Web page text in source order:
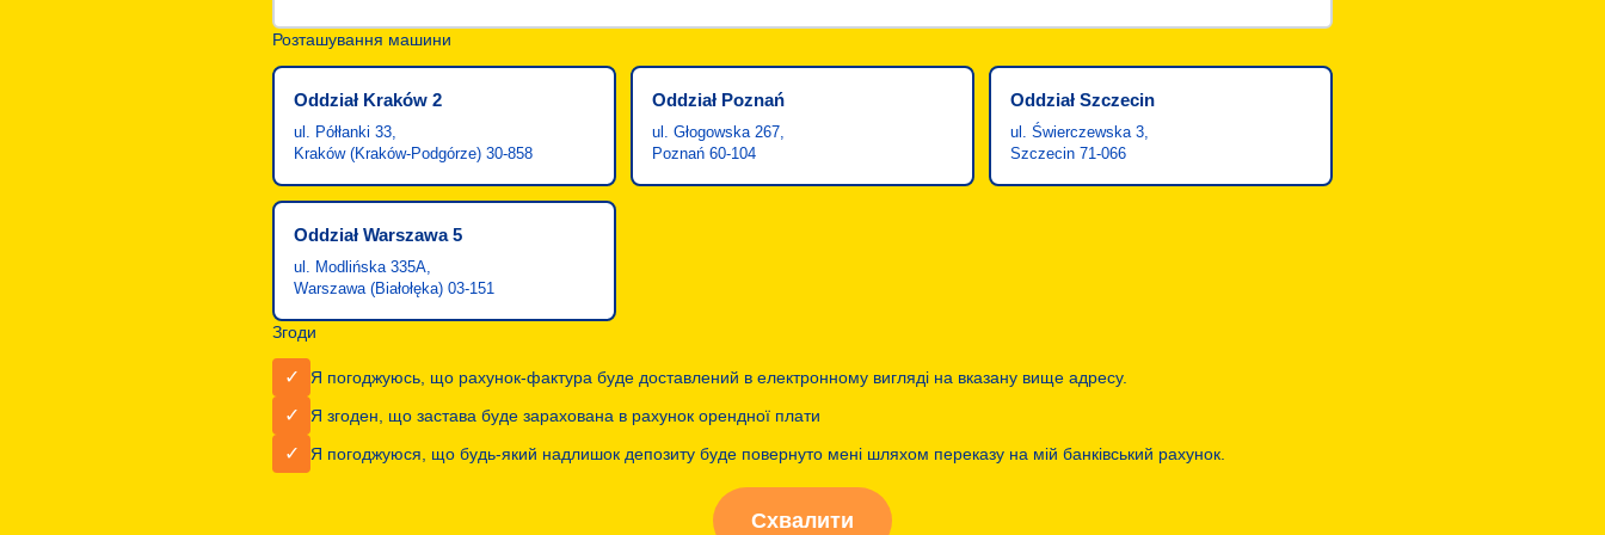
Розташування машини
Oddział Kraków 2
ul. Półłanki 33,
Kraków (Kraków-Podgórze) 30-858
Oddział Poznań
ul. Głogowska 267,
Poznań 60-104
Oddział Szczecin
ul. Świerczewska 3,
Szczecin 71-066
Oddział Warszawa 5
ul. Modlińska 335A,
Warszawa (Białołęka) 03-151
Згоди
Я погоджуюсь, що рахунок-фактура буде доставлений в електронному вигляді на вказану вище адресу.
Я згоден, що застава буде зарахована в рахунок орендної плати
Я погоджуюся, що будь-який надлишок депозиту буде повернуто мені шляхом переказу на мій банківський рахунок.
Схвалити